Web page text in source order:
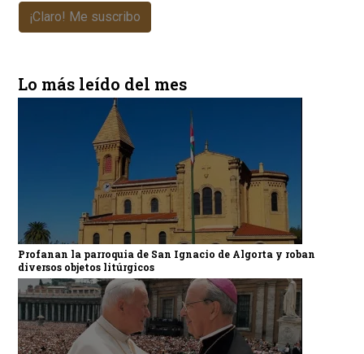
¡Claro! Me suscribo
Lo más leído del mes
Profanan la parroquia de San Ignacio de Algorta y roban
diversos objetos litúrgicos